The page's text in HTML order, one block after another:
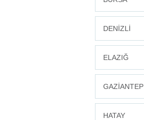
DENİZLİ
ELAZIĞ
GAZİANTEP
HATAY